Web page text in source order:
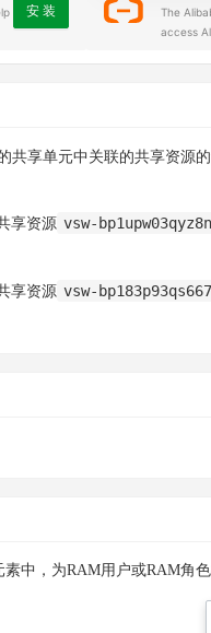
安 装
The
access
共享单元中关联的共享资源
享资源 vsw-
享资源 vsw-
素中，为RAM用户或RAM角